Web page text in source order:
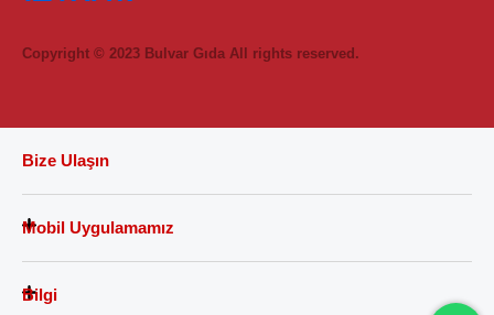
Copyright © 2023 Bulvar Gıda All rights reserved.
Bize Ulaşın
Mobil Uygulamamız
Bilgi